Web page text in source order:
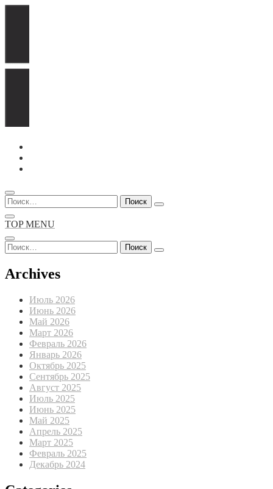
Перейти
содержимому
Найти:
TOP MENU
Найти:
Archives
Июль 2026
Июнь 2026
Май 2026
Март 2026
Февраль 2026
Январь 2026
Октябрь 2025
Сентябрь 2025
Август 2025
Июль 2025
Июнь 2025
Май 2025
Апрель 2025
Март 2025
Февраль 2025
Декабрь 2024